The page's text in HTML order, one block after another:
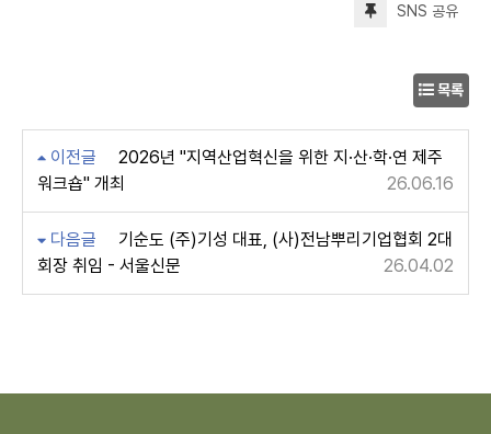
SNS 공유
목록
이전글
2026년 "지역산업혁신을 위한 지·산·학·연 제주
워크숍" 개최
26.06.16
다음글
기순도 (주)기성 대표, (사)전남뿌리기업협회 2대
회장 취임 - 서울신문
26.04.02